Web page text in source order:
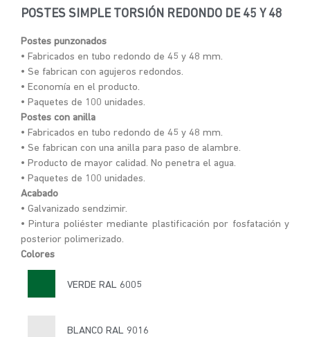
POSTES SIMPLE TORSIÓN REDONDO DE 45 Y 48
Postes punzonados
• Fabricados en tubo redondo de 45 y 48 mm.
• Se fabrican con agujeros redondos.
• Economía en el producto.
• Paquetes de 100 unidades.
Postes con anilla
• Fabricados en tubo redondo de 45 y 48 mm.
• Se fabrican con una anilla para paso de alambre.
• Producto de mayor calidad. No penetra el agua.
• Paquetes de 100 unidades.
Acabado
• Galvanizado sendzimir.
• Pintura poliéster mediante plastificación por fosfatación y
posterior polimerizado.
Colores
VERDE RAL 6005
BLANCO RAL 9016